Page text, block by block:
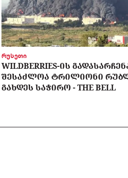
რუსეთი
WILDBERRIES-ᲘᲡ
ᲨᲔᲡᲐᲫᲚᲝᲐ ᲢᲠᲘᲚᲘᲝᲜᲘ
ᲒᲐᲮᲓᲔᲡ ᲡᲐᲭᲘᲠᲝ - THE BELL